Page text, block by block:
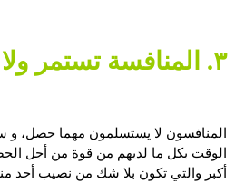
المنافسون لا يستسلمون مهما حصل، و
الوقت بكل ما لديهم من قوة من أجل
أكبر والتي تكون بلا شك من نصيب أحد